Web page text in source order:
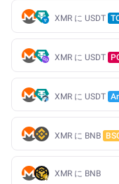
XMR に USDT
XMR に USDT
XMR に USDT
XMR に BNB
XMR に BNB